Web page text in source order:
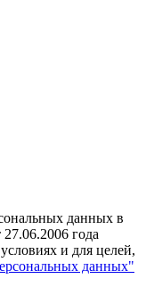
данных в
года
и для целей,
данных"